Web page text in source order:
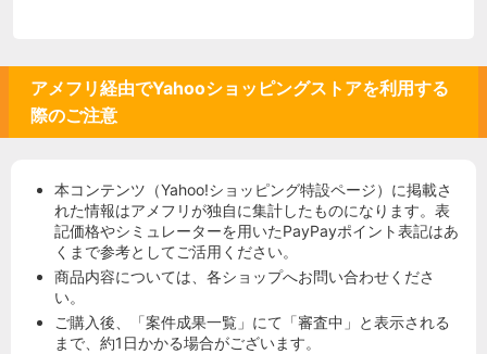
アメフリ経由でYahooショッピングストアを利用する
際のご注意
本コンテンツ（Yahoo!ショッピング特設ページ）に掲載さ
れた情報はアメフリが独自に集計したものになります。表
記価格やシミュレーターを用いたPayPayポイント表記はあ
くまで参考としてご活用ください。
商品内容については、各ショップへお問い合わせくださ
い。
ご購入後、「案件成果一覧」にて「審査中」と表示される
まで、約1日かかる場合がございます。